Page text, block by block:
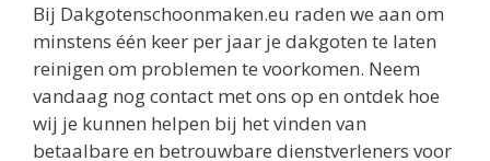
Bij Dakgotenschoonmaken.eu raden we aan om
minstens één keer per jaar je dakgoten te laten
reinigen om problemen te voorkomen. Neem
vandaag nog contact met ons op en ontdek hoe
wij je kunnen helpen bij het vinden van
betaalbare en betrouwbare dienstverleners voor